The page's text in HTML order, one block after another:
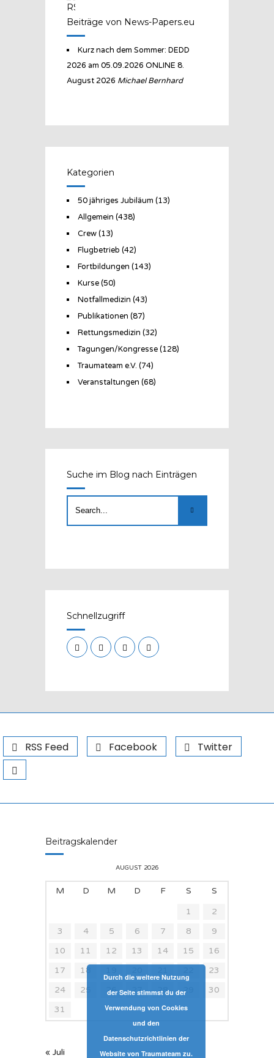
Beiträge von News-Papers.eu
Kurz nach dem Sommer: DEDD
2026 am 05.09.2026 ONLINE 8.
August 2026 Michael Bernhard
Kategorien
50 jähriges Jubiläum (13)
Allgemein (438)
Crew(13)
Flugbetrieb (42)
Fortbildungen (143)
Kurse(50)
Notfallmedizin (43)
Publikationen (87)
Rettungsmedizin (32)
Tagungen/Kongresse(128)
Traumateam e.V. (74)
Veranstaltungen (68)
Suche im Blog nach Einträgen
Schnellzugriff
RSS Feed Facebook Twitter
Beitragskalender
AUGUST 2026
M D M D F S
S
1
2
3
4 5 6 7 8
9
10
11 12 13 14 15
16
17
18
23
24
25 26 27 28 29
30
31
« Juli
Durch die weitere Nutzung
der Seite stimmst du der
Verwendung von Cookies
und den
Datenschutzrichtlinien der
Website von Traumateam zu.